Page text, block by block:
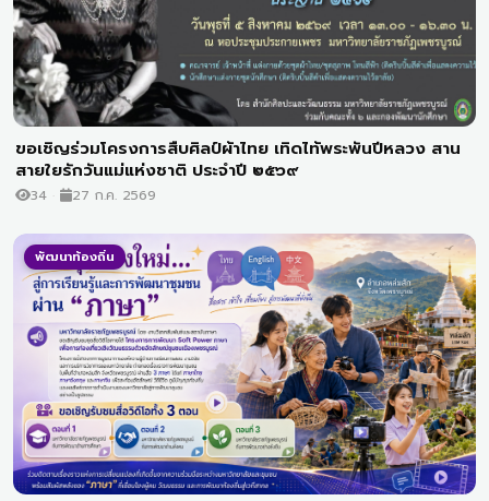
ขอเชิญร่วมโครงการสืบศิลป์ผ้าไทย เทิดไท้พระพันปีหลวง สาน
สายใยรักวันแม่แห่งชาติ ประจำปี ๒๕๖๙
34 27 ก.ค. 2569
พัฒนาท้องถิ่น